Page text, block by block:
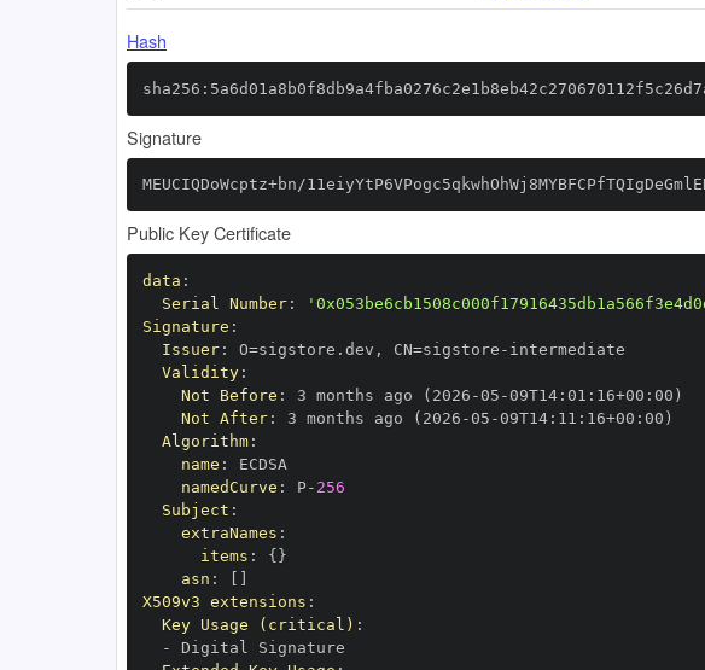
Hash
Signature
MEUCIQDoWcptz+bn/
Public Key Certificate
data :
Serial Number:
Signature :
Issuer: O=sigstore.dev , CN=sigstore -
Validity:
Not Before : 3 months ago (2026 -05 -09T14: 01 : 16+00 :
Not After: 3 months ago (2026 -05 -09T14: 11 : 16+00 :
Algorithm:
name :
namedCurve : P- 256
Subject :
extraNames :
items : { }
asn :
X509v3 extensions :
Key Usage (critical) :
-